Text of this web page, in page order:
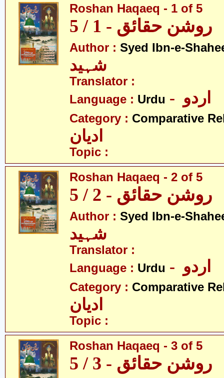
Roshan Haqaeq - 1 of 5
روشن حقائق - 1 / 5
Author : Syed Ibn-e-
شہید
Translator :
Language : Urdu
Category : Comparative
ادیان
Topic :
Roshan Haqaeq - 2 of 5
روشن حقائق - 2 / 5
Author : Syed Ibn-e-
شہید
Translator :
Language : Urdu
Category : Comparative
ادیان
Topic :
Roshan Haqaeq - 3 of 5
روشن حقائق - 3 / 5